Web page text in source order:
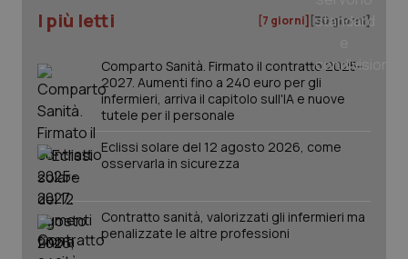
Quotidiano Chirurgia
Quotidiano Oncologia
Quotidiano Pediatria
Rene & patologie urogenitali
Salute orale & impianti
Sangue & coagulazione
I più letti [7 giorni] [30 giorni]
Comparto Sanità. Firmato il contratto 2025-
2027. Aumenti fino a 240 euro per gli
infermieri, arriva il capitolo sull'IA e nuove
tutele per il personale
Eclissi solare del 12 agosto 2026, come
osservarla in sicurezza
Contratto sanità, valorizzati gli infermieri ma
penalizzate le altre professioni
.youtube.com